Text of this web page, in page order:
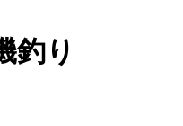
釣り